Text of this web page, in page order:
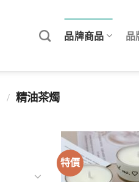
品牌商品 品
/ 精油茶燭
特價